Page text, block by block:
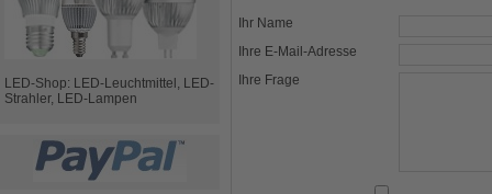
LED-Shop: LED-Leuchtmittel, LED-
Strahler, LED-Lampen
Ihr Name
Ihre E-Mail-Adresse
Ihre Frage